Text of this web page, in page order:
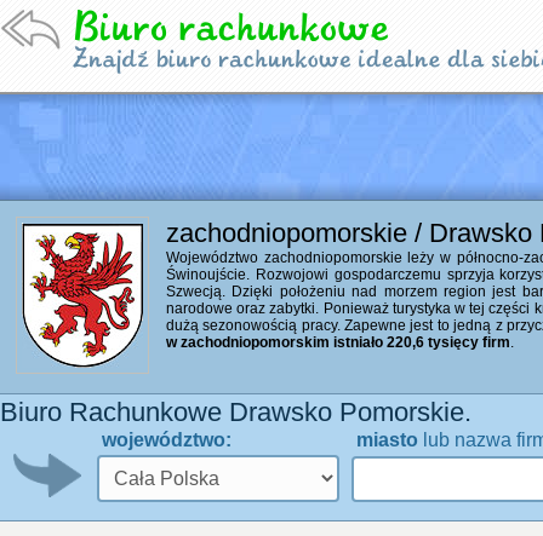
zachodniopomorskie / Drawsko
Województwo zachodniopomorskie leży w północno-
Świnoujście. Rozwojowi gospodarczemu sprzyja
Szwecją. Dzięki położeniu nad morzem region jest
narodowe oraz zabytki. Ponieważ turystyka w tej części
dużą sezonowością pracy. Zapewne jest to jedną z
w zachodniopomorskim istniało 220,6 tysięcy firm.
Biuro Rachunkowe Drawsko Pomorskie.
województwo: miasto lub nazwa